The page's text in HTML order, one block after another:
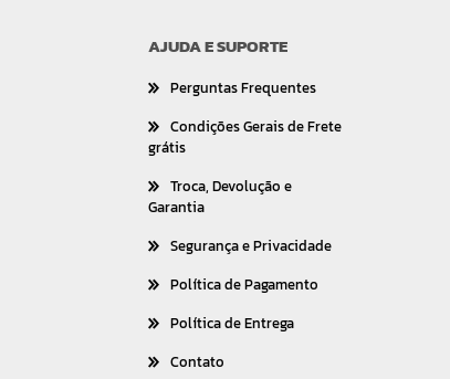
AJUDA E SUPORTE
Perguntas Frequentes
Condições Gerais de Frete
grátis
Troca, Devolução e
Garantia
Segurança e Privacidade
Política de Pagamento
Política de Entrega
Contato